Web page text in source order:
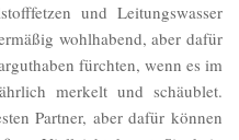
und Leitungswasser
wohlhabend, aber dafür
fürchten, wenn es im
merkelt und schäublet.
Partner, aber dafür können